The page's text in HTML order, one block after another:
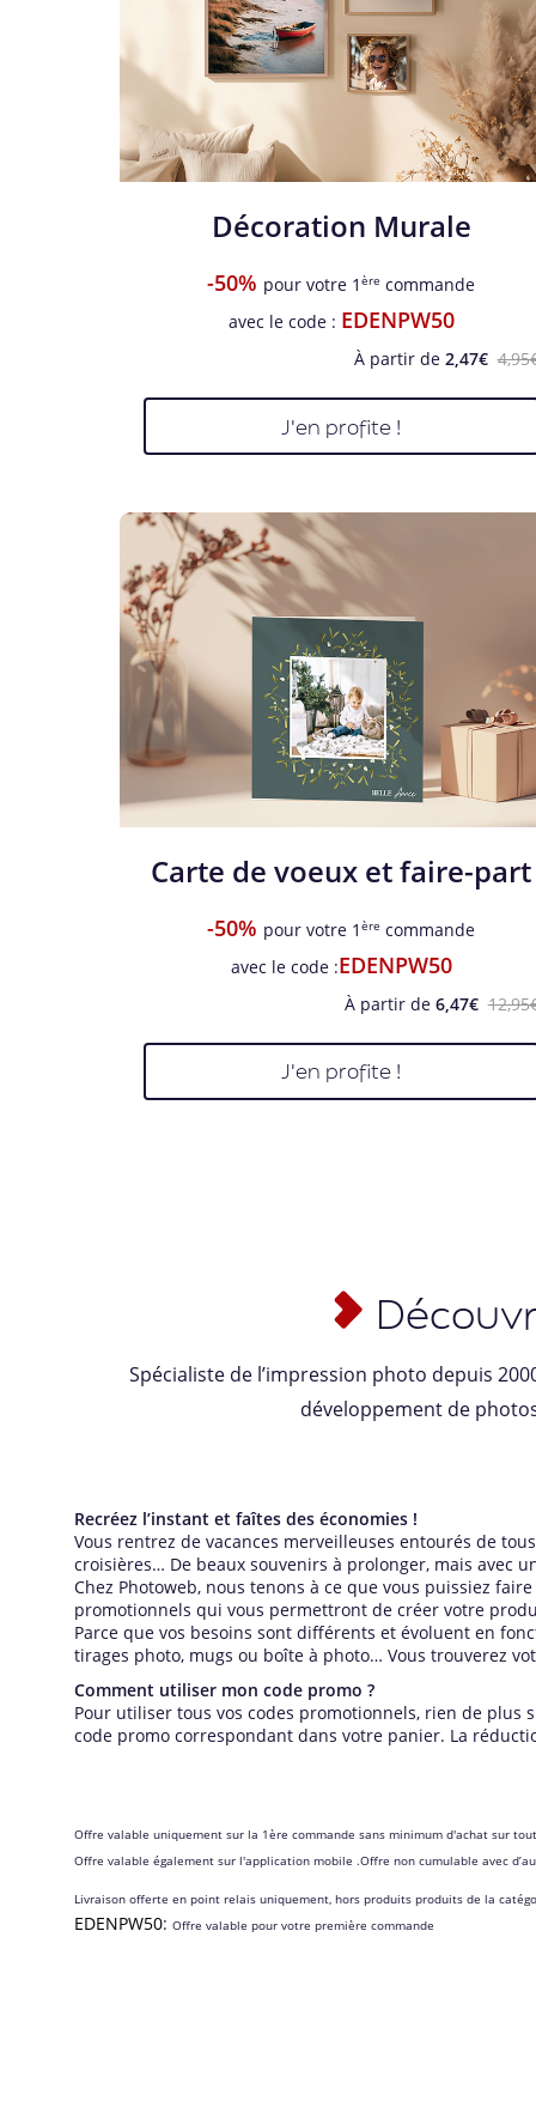
Décoration Murale
-50% pour votre 1ère commande
avec le code : EDENPW50
À partir de 2,47€
J'en profite !
Carte de voeux et faire-part
-50% pour votre 1ère commande
avec le code :EDENPW50
À partir de 6,47€
J'en profite !
Spécialiste de l’impression photo depuis
développement de
Recréez l’instant et faîtes des économies !
Vous rentrez de vacances merveilleuses entourés de
croisières… De beaux souvenirs à prolonger, mais avec
Chez Photoweb, nous tenons à ce que vous puissiez
promotionnels qui vous permettront de créer votre
Parce que vos besoins sont différents et évoluent en
tirages photo, mugs ou boîte à photo… Vous trouverez
Comment utiliser mon code promo ?
Pour utiliser tous vos codes promotionnels, rien de
code promo correspondant dans votre panier. La
Offre valable uniquement sur la 1ère commande sans minimum d'achat sur
Offre valable également sur l'application mobile .Offre non cumulable avec
Livraison offerte en point relais uniquement, hors produits produits de la
EDENPW50: Offre valable pour votre première commande